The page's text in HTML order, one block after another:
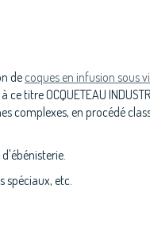
de coques en infusion sous
titre OCQUETEAU
complexes, en procédé
spéciaux, etc.